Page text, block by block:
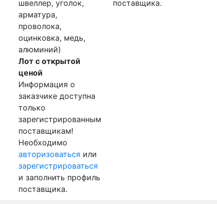
швеллер, уголок,
арматура,
проволока,
оцинковка, медь,
алюминий)
Лот с открытой
ценой
Информация о
заказчике доступна
только
зарегистрированным
поставщикам!
Необходимо
авторизоваться или
зарегистрироваться
и заполнить профиль
поставщика.
поставщика.